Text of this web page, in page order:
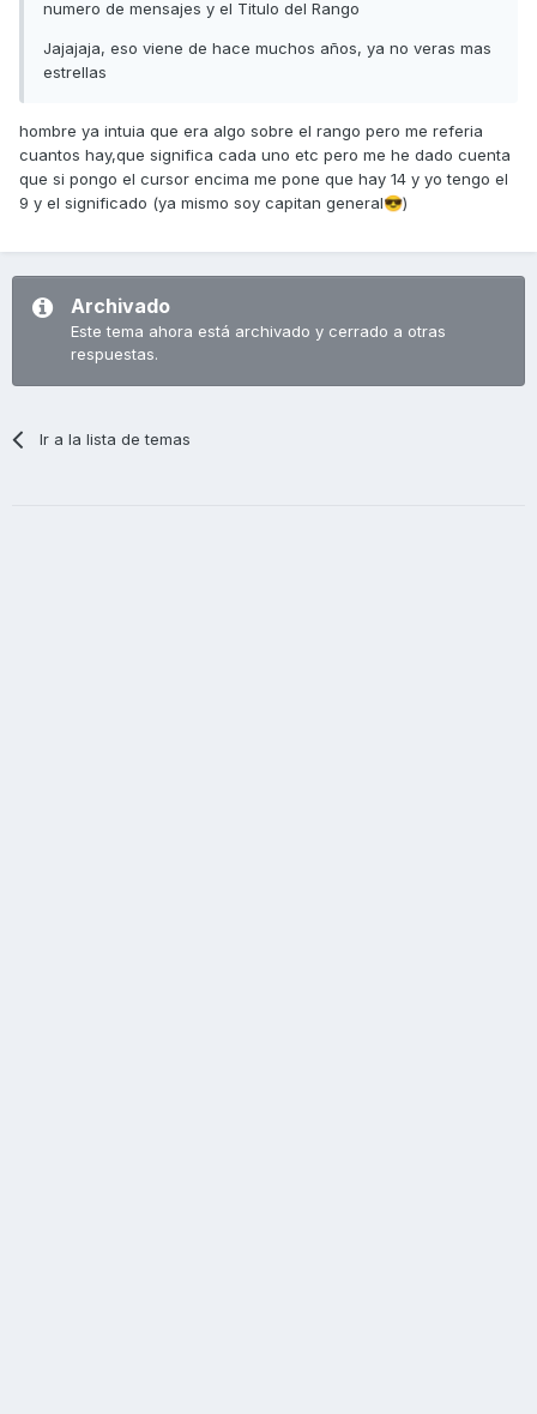
numero de mensajes y el Titulo del Rango
Jajajaja, eso viene de hace muchos años, ya no veras mas
estrellas
hombre ya intuia que era algo sobre el rango pero me referia
cuantos hay,que significa cada uno etc pero me he dado cuenta
que si pongo el cursor encima me pone que hay 14 y yo tengo el
9 y el significado (ya mismo soy capitan general😎)
Archivado
Este tema ahora está archivado y cerrado a otras
respuestas.
Ir a la lista de temas